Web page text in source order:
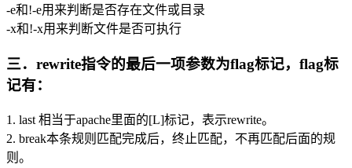
-e和!-e用来判断是否存在文件或目录
-x和!-x用来判断文件是否可执行
三．rewrite指令的最后一项参数为flag标记，flag标
记有：
1. last 相当于apache里面的[L]标记，表示rewrite。
2. break本条规则匹配完成后，终止匹配，不再匹配后面的规
则。